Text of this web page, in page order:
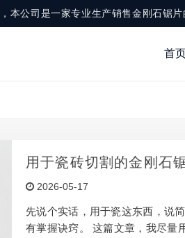
本公司是一家专业生产销售金刚石锯片
首
用于瓷砖切割的金刚石
2026-05-17
先说个实话，用于瓷这东西，说
有掌握诀窍。 这篇文章，我尽量